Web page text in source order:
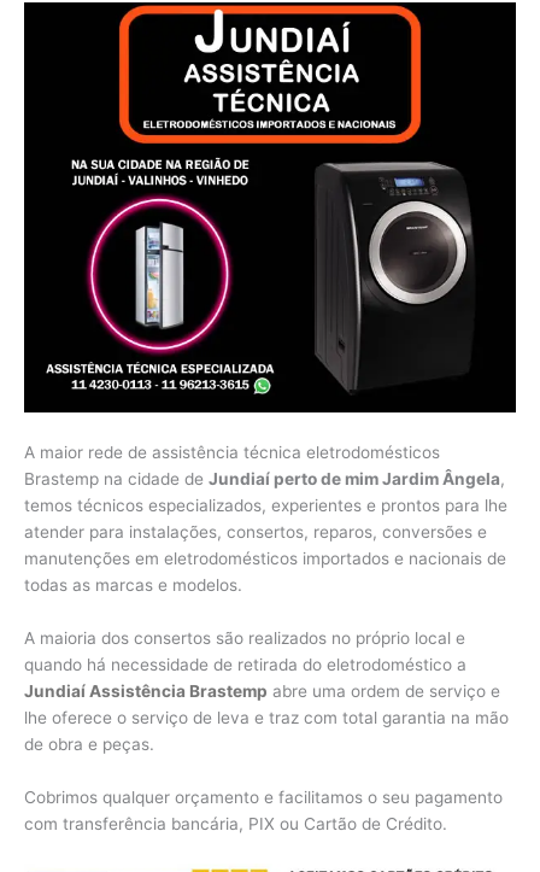
A maior rede de assistência técnica eletrodomésticos
Brastemp na cidade de Jundiaí perto de mim Jardim Ângela,
temos técnicos especializados, experientes e prontos para lhe
atender para instalações, consertos, reparos, conversões e
manutenções em eletrodomésticos importados e nacionais de
todas as marcas e modelos.
A maioria dos consertos são realizados no próprio local e
quando há necessidade de retirada do eletrodoméstico a
Jundiaí Assistência Brastemp abre uma ordem de serviço e
lhe oferece o serviço de leva e traz com total garantia na mão
de obra e peças.
Cobrimos qualquer orçamento e facilitamos o seu pagamento
com transferência bancária, PIX ou Cartão de Crédito.